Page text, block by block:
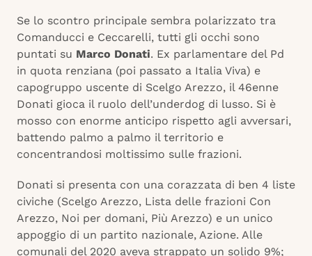
Se lo scontro principale sembra polarizzato tra
Comanducci e Ceccarelli, tutti gli occhi sono
puntati su Marco Donati. Ex parlamentare del Pd
in quota renziana (poi passato a Italia Viva) e
capogruppo uscente di Scelgo Arezzo, il 46enne
Donati gioca il ruolo dell’underdog di lusso. Si è
mosso con enorme anticipo rispetto agli avversari,
battendo palmo a palmo il territorio e
concentrandosi moltissimo sulle frazioni.
Donati si presenta con una corazzata di ben 4 liste
civiche (Scelgo Arezzo, Lista delle frazioni Con
Arezzo, Noi per domani, Più Arezzo) e un unico
appoggio di un partito nazionale, Azione. Alle
comunali del 2020 aveva strappato un solido 9%;